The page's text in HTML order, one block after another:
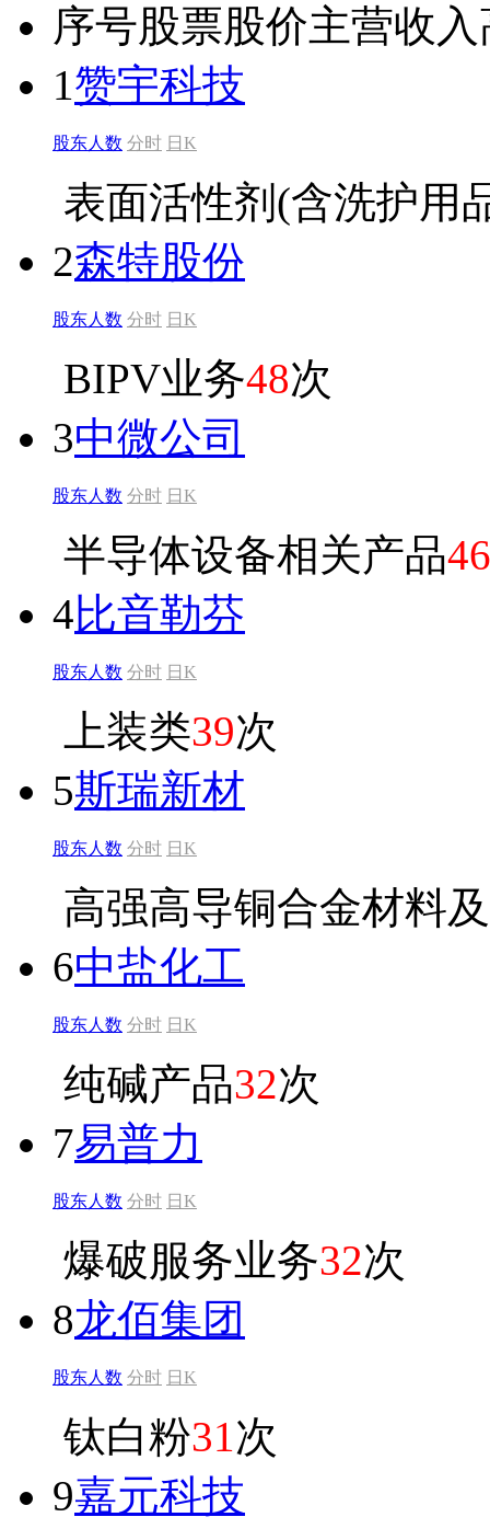
序号股票股价主营收入
1赞宇科技
股东人数 分时 日K
表面活性剂(含洗护用
2森特股份
股东人数 分时 日K
BIPV业务48次
3中微公司
股东人数 分时 日K
半导体设备相关产品46
4比音勒芬
股东人数 分时 日K
上装类39次
5斯瑞新材
股东人数 分时 日K
高强高导铜合金材料
6中盐化工
股东人数 分时 日K
纯碱产品32次
7易普力
股东人数 分时 日K
爆破服务业务32次
8龙佰集团
股东人数 分时 日K
钛白粉31次
9嘉元科技